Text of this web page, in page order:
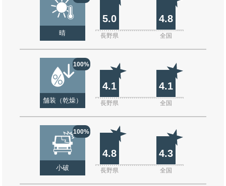
晴
5.0 4.8
長野県 全国
100%
舗装（乾燥）
4.1 4.1
長野県 全国
100%
小破
4.8 4.3
長野県 全国